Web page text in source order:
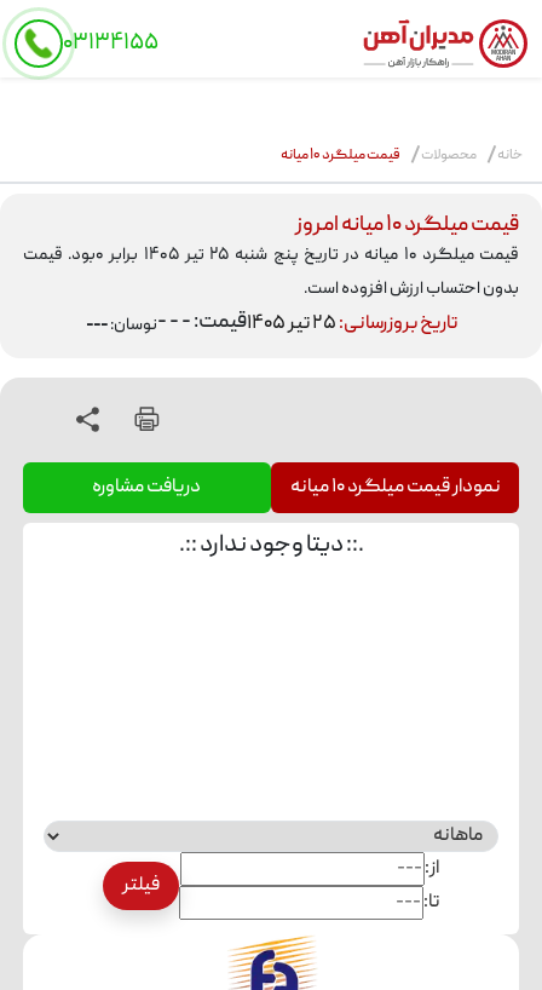
MODIRAN
AHAN ۰۳۱۳۴۱۵۵
schema
خانه محصولات قیمت میلگرد ۱۰ میانه
قیمت میلگرد ۱۰ میانه امروز
قیمت میلگرد ۱۰ میانه در تاریخ پنج شنبه ۲۵ تیر ۱۴۰۵ برابر ۰بود. قیمت
بدون احتساب ارزش افزوده است.
تاریخ بروزرسانی:۲۵ تیر ۱۴۰۵ قیمت: - - -نوسان:---
نمودارقیمت میلگرد ۱۰ میانه دریافت مشاوره
.:: دیتا وجود ندارد ::.
از:
تا:
فیلتر